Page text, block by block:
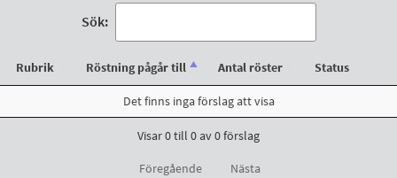
Sök:
Rubrik Röstning pågår till Antal röster Status
Det finns inga förslag att visa
Visar 0 till 0 av 0 förslag
Föregående Nästa